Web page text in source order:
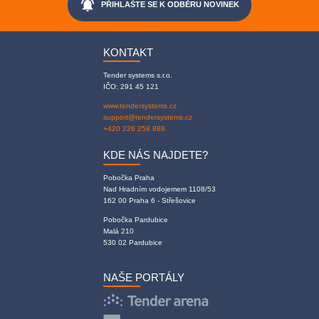
notifications_active PŘIHLAŠTE SE K ODBĚRU NOVINEK
KONTAKT
Tender systems s.r.o.
IČO: 291 45 121
www.tendersystems.cz
support@tendersystems.cz
+420 226 258 888
KDE NÁS NAJDETE?
Pobočka Praha
Nad Hradním vodojemem 1108/53
162 00 Praha 6 - Střešovice
Pobočka Pardubice
Malá 210
530 02 Pardubice
NAŠE PORTÁLY